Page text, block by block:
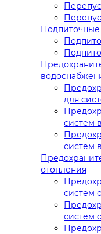
Подпиточные
для
систем
систем
отопления
систем
систем